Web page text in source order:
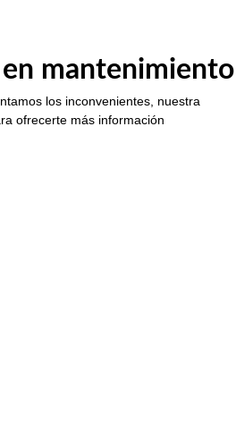
en mantenimiento
los inconvenientes, nuestra
ofrecerte más información